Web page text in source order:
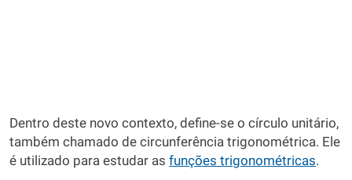
Dentro deste novo contexto, define-se o círculo unitário,
também chamado de circunferência trigonométrica. Ele
é utilizado para estudar as funções trigonométricas.